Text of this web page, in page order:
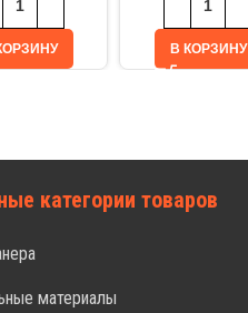
В КОРЗИНУ
категории товаров
материалы